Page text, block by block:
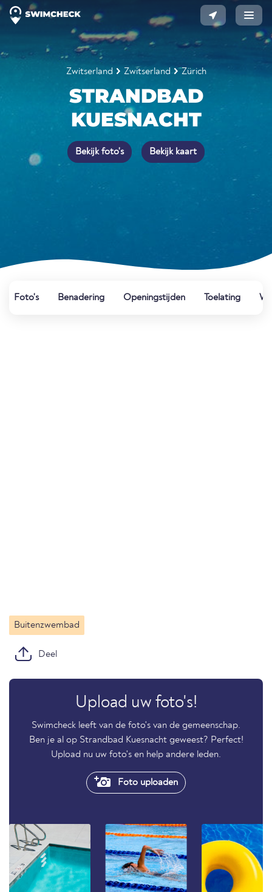
Zwitserland Zwitserland Zürich
STRANDBAD
KUESNACHT
Bekijk foto's Bekijk kaart
Foto's Benadering Openingstijden Toelating
Buitenzwembad
Deel
Upload uw foto's!
Swimcheck leeft van de foto's van de gemeenschap.
Ben je al op Strandbad Kuesnacht geweest? Perfect!
Upload nu uw foto's en help andere leden.
Foto uploaden